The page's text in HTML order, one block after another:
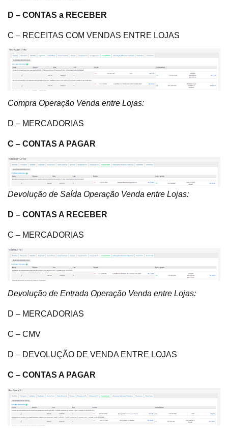
D – CONTAS a RECEBER
C – RECEITAS COM VENDAS ENTRE LOJAS
Compra Operação Venda entre Lojas:
D – MERCADORIAS
C – CONTAS A PAGAR
Devolução de Saída Operação Venda entre Lojas:
D – CONTAS A RECEBER
C – MERCADORIAS
Devolução de Entrada Operação Venda entre Lojas:
D – MERCADORIAS
C – CMV
D – DEVOLUÇÃO DE VENDA ENTRE LOJAS
C – CONTAS A PAGAR